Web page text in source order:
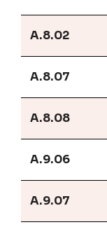
A.8.02
A.8.07
A.8.08
A.9.06
A.9.07